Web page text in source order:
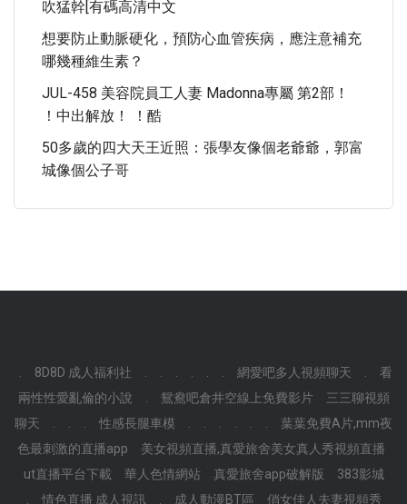
吹猛幹[有碼高清中文
想要防止動脈硬化，預防心血管疾病，應注意補充
哪幾種維生素？
JUL-458 美容院員工人妻 Madonna專屬 第2部！
！中出解放！ ！酷
50多歲的四大天王近照：張學友像個老爺爺，郭富
城像個公子哥
8D8D 成人福利社 網愛吧多人視頻聊天
看
兩性性愛亂倫的小說
鴛鴦吧倉井空線上免費影片
三三聊視頻
聊天
性感長腿車模
葉葉免費A片,mm夜
色最刺激的直播app
美女視頻直播,真愛旅舍美女真人秀視頻直播
ut直播平台下載
華人色情網站 真愛旅舍app破解版
383影城
情色直播 成人視訊 成人動漫BT區 俏女佳人夫妻視頻秀